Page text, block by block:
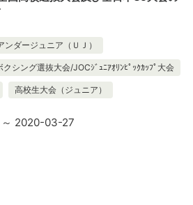
ンダージュニア（ＵＪ）
シング選抜大会/JOCｼﾞｭﾆｱｵﾘﾝﾋﾟｯｸｶｯﾌﾟ大会
高校生大会（ジュニア）
2020-03-27